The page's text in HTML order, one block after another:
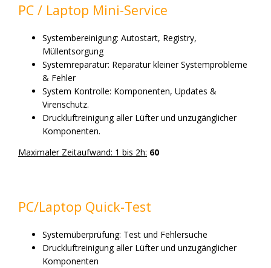
PC / Laptop Mini-Service
Systembereinigung: Autostart, Registry,
Müllentsorgung
Systemreparatur: Reparatur kleiner Systemprobleme
& Fehler
System Kontrolle: Komponenten, Updates &
Virenschutz.
Druckluftreinigung aller Lüfter und unzugänglicher
Komponenten.
Maximaler Zeitaufwand: 1 bis 2h: 60
PC/Laptop Quick-Test
Systemüberprüfung: Test und Fehlersuche
Druckluftreinigung aller Lüfter und unzugänglicher
Komponenten